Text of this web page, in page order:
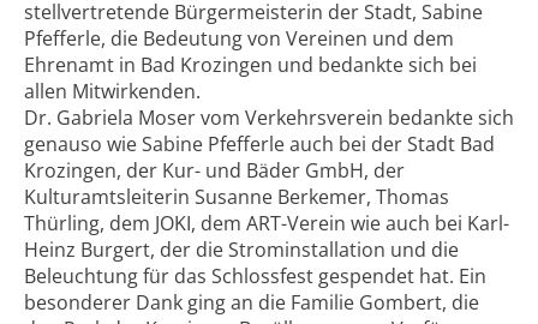
stellvertretende Bürgermeisterin der Stadt, Sabine
Pfefferle, die Bedeutung von Vereinen und dem
Ehrenamt in Bad Krozingen und bedankte sich bei
allen Mitwirkenden.
Dr. Gabriela Moser vom Verkehrsverein bedankte sich
genauso wie Sabine Pfefferle auch bei der Stadt Bad
Krozingen, der Kur- und Bäder GmbH, der
Kulturamtsleiterin Susanne Berkemer, Thomas
Thürling, dem JOKI, dem ART-Verein wie auch bei Karl-
Heinz Burgert, der die Strominstallation und die
Beleuchtung für das Schlossfest gespendet hat. Ein
besonderer Dank ging an die Familie Gombert, die